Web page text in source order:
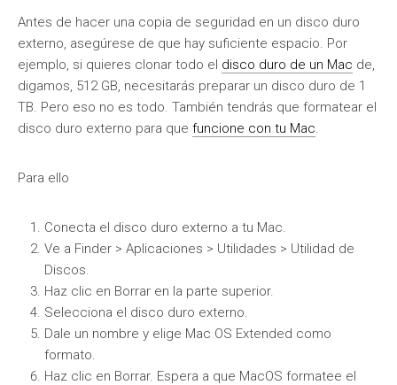
Antes de hacer una copia de seguridad en un disco duro
externo, asegúrese de que hay suficiente espacio. Por
ejemplo, si quieres clonar todo el disco duro de un Mac de,
digamos, 512 GB, necesitarás preparar un disco duro de 1
TB. Pero eso no es todo. También tendrás que formatear el
disco duro externo para que funcione con tu Mac.
Para ello
Conecta el disco duro externo a tu Mac.
Ve a Finder > Aplicaciones > Utilidades > Utilidad de
Discos.
Haz clic en Borrar en la parte superior.
Selecciona el disco duro externo.
Dale un nombre y elige Mac OS Extended como
formato.
Haz clic en Borrar. Espera a que MacOS formatee el